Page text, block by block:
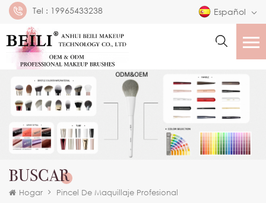
Tel : 19965433238 Español
BUSCAR
Hogar Pincel De Maquillaje Profesional